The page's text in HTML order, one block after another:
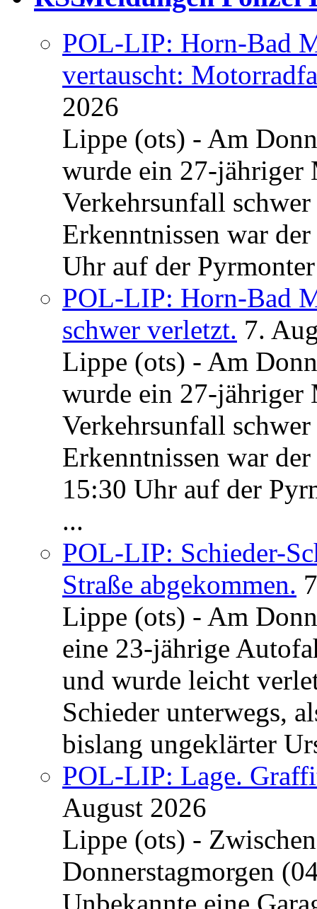
POL-LIP: Horn-Bad
vertauscht:
2026
Lippe (ots) - Am
wurde ein 27-jähriger
Verkehrsunfall
Erkenntnissen war
Uhr auf der
POL-LIP: Horn-Bad
schwer verletzt. 7.
Lippe (ots) - Am
wurde ein 27-jähriger
Verkehrsunfall
Erkenntnissen war
15:30 Uhr auf der
...
POL-LIP: Schieder-
Straße abgekommen.
Lippe (ots) - Am
eine 23-jährige
und wurde leicht
Schieder unterwegs,
bislang ungeklärter
POL-LIP: Lage.
August 2026
Lippe (ots) -
Donnerstagmorgen